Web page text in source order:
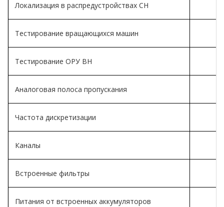
Локализация в распредустройствах СН
Тестирование вращающихся машин
Тестирование ОРУ ВН
Аналоговая полоса пропускания
Частота дискретизации
Каналы
Встроенные фильтры
Питания от встроенных аккумуляторов